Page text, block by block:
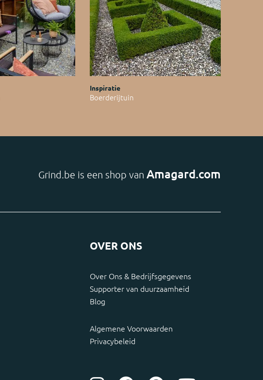
Inspiratie
Boerderijtuin
Grind.be is een shop van Amagard.com
OVER ONS
Over Ons & Bedrijfsgegevens
Supporter van duurzaamheid
Blog
Algemene Voorwaarden
Privacybeleid